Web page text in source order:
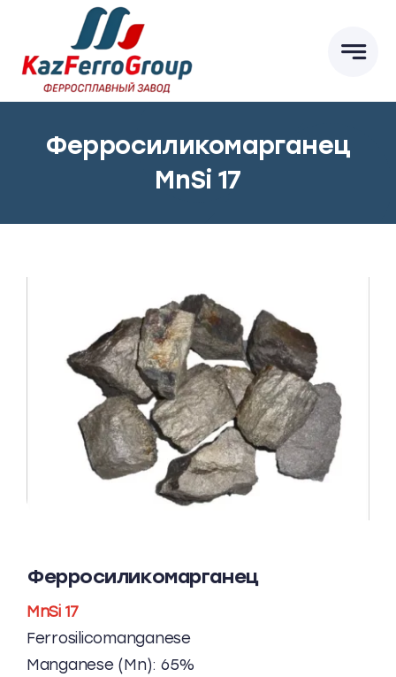
content
Ферросиликомарганец
MnSi 17
Ферросиликомарганец
MnSi 17
Ferrosilicomanganese
Manganese (Mn): 65%